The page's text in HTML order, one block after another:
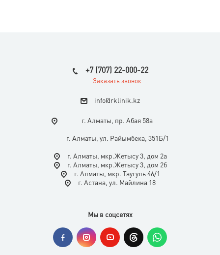
+7 (707) 22-000-22
Заказать звонок
info@rklinik.kz
г. Алматы, пр. Абая 58а
г. Алматы, ул. Райымбека, 351Б/1
г. Алматы, мкр.Жетысу 3, дом 2а
г. Алматы, мкр.Жетысу 3, дом 2б
г. Алматы, мкр. Таугуль 46/1
г. Астана, ул. Майлина 18
Мы в соцсетях